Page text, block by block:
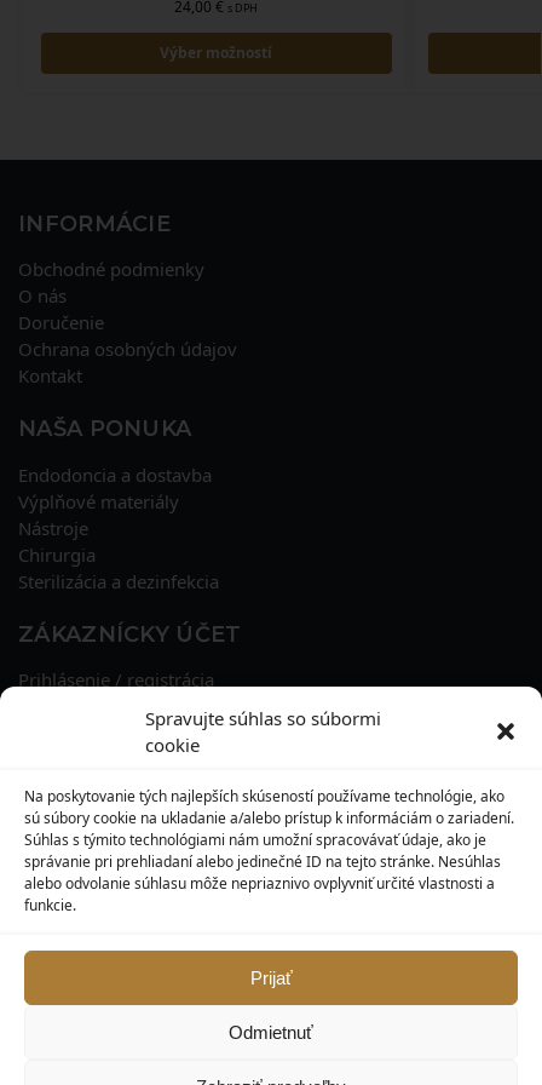
Spravujte súhlas so súbormi
cookie
Na poskytovanie tých najlepších skúseností používame technológie, ako
sú súbory cookie na ukladanie a/alebo prístup k informáciám o zariadení.
Súhlas s týmito technológiami nám umožní spracovávať údaje, ako je
správanie pri prehliadaní alebo jedinečné ID na tejto stránke. Nesúhlas
alebo odvolanie súhlasu môže nepriaznivo ovplyvniť určité vlastnosti a
funkcie.
Prijať
Odmietnuť
24,00€ s DPH
Výber možností
INFORMÁCIE
Obchodné podmienky
O nás
Doručenie
Ochrana osobných údajov
Kontakt
NAŠA PONUKA
Endodoncia a dostavba
Výplňové materiály
Nástroje
Chirurgia
Sterilizácia a dezinfekcia
ZÁKAZNÍCKY ÚČET
Prihlásenie / registrácia
História objednávok
Zľavové kupóny
KONTAKT
MAXILO DENTAL, s. r. o.
917 05 Trnava